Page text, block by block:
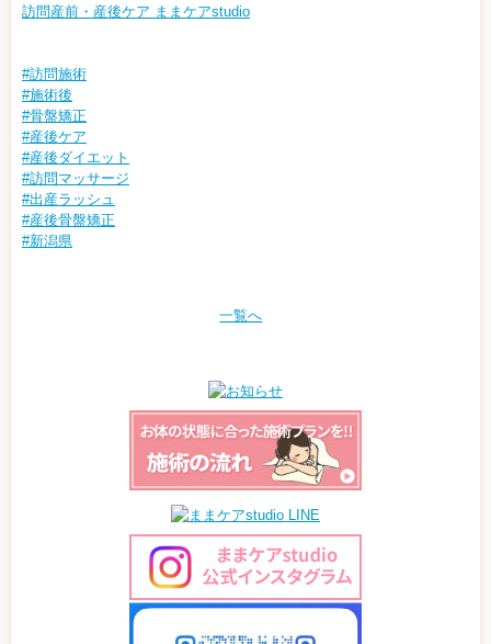
訪問産前・産後ケア ままケアstudio
#訪問施術
#施術後
#骨盤矯正
#産後ケア
#産後ダイエット
#訪問マッサージ
#出産ラッシュ
#産後骨盤矯正
#新潟県
一覧へ